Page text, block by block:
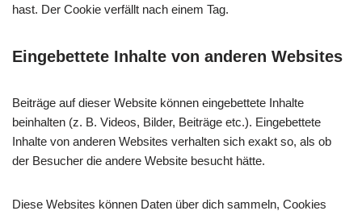
hast. Der Cookie verfällt nach einem Tag.
Eingebettete Inhalte von anderen Websites
Beiträge auf dieser Website können eingebettete Inhalte
beinhalten (z. B. Videos, Bilder, Beiträge etc.). Eingebettete
Inhalte von anderen Websites verhalten sich exakt so, als ob
der Besucher die andere Website besucht hätte.
Diese Websites können Daten über dich sammeln, Cookies